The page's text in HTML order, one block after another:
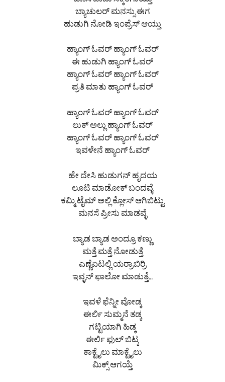
ಬ್ಯಾಚುಲರ್ ಮನಸ್ಸು ಈಗ
ಹುಡುಗಿ ನೋಡಿ ಇಂಪ್ರೆಸ್ ಆಯ್ತು
ಹ್ಯಾಂಗ್ ಓವರ್ ಹ್ಯಾಂಗ್ ಓವರ್
ಈ ಹುಡುಗಿ ಹ್ಯಾಂಗ್ ಓವರ್
ಹ್ಯಾಂಗ್ ಓವರ್ ಹ್ಯಾಂಗ್ ಓವರ್
ಪ್ರತಿ ಮಾತು ಹ್ಯಾಂಗ್ ಓವರ್
ಹ್ಯಾಂಗ್ ಓವರ್ ಹ್ಯಾಂಗ್ ಓವರ್
ಲುಕ್ ಅಲ್ಲು ಹ್ಯಾಂಗ್ ಓವರ್
ಹ್ಯಾಂಗ್ ಓವರ್ ಹ್ಯಾಂಗ್ ಓವರ್
ಇವಳೇನೆ ಹ್ಯಾಂಗ್ ಓವರ್
ಹೇ ದೇಸಿ ಹುಡುಗನ್ ಹೃದಯ
ಲೂಟಿ ಮಾಡೋಕ್ ಬಂದವ್ಳೆ
ಕಮ್ಮಿ ಟೈಮ್ ಅಲ್ಲಿ ಕ್ಲೋಸ್ ಆಗಿಬಿಟ್ಟು
ಮನಸೆ ಪ್ರೀಸು ಮಾಡವ್ಳೆ
ಬ್ಯಾಡ ಬ್ಯಾಡ ಅಂದ್ರೂ ಕಣ್ಣು
ಮತ್ತೆ ಮತ್ತೆ ನೋಡುತ್ತೆ
ಎಣ್ಣೆಏಟಲ್ಲಿ ಯರ್ರಾಬಿರ್ರಿ
ಇವ್ಳನ್ ಫಾಲೋ ಮಾಡುತ್ತೆ…
ಇವಳೆ ಫೆನ್ನೀ ವೋಡ್ಕ
ಈರ್ಲಿ ಸುಮ್ಮನೆ ತಡ್ಕ
ಗಟ್ಟಿಯಾಗಿ ಹಿಡ್ಕ
ಈರ್ಲಿ ಫುಲ್ ಬಿಟ್ಕ
ಕಾಕ್ಟೈಲು ಮಾಕ್ಟೈಲು
ಮಿಕ್ಸ್ ಆಗಯ್ತೆ